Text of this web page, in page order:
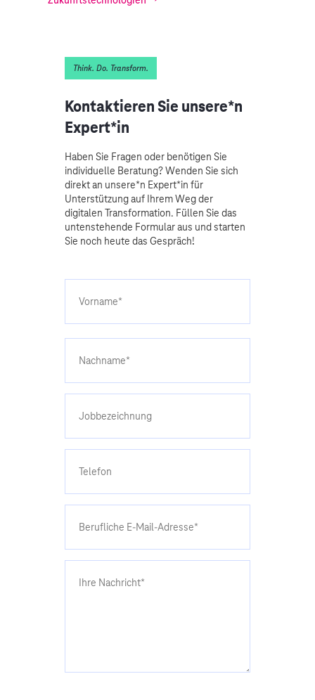
Think. Do. Transform.
Kontaktieren Sie unsere*n
Expert*in
Haben Sie Fragen oder benötigen Sie
individuelle Beratung? Wenden Sie sich
direkt an unsere*n Expert*in für
Unterstützung auf Ihrem Weg der
digitalen Transformation. Füllen Sie das
untenstehende Formular aus und starten
Sie noch heute das Gespräch!